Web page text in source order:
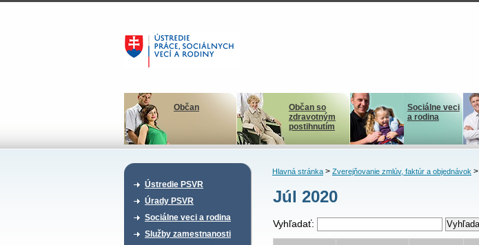
Občan
Občan so
zdravotným
postihnutím
Sociálne veci
a rodina
Ústredie PSVR
Úrady PSVR
Sociálne veci a rodina
Služby zamestnanosti
Hlavná stránka> Zverejňovanie zmlúv, faktúr a objednávok>
Júl 2020
Vyhľadať: